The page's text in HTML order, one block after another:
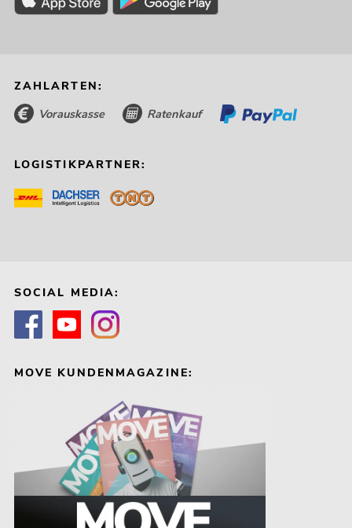
ZAHLARTEN:
Vorauskasse Ratenkauf
LOGISTIKPARTNER:
SOCIAL MEDIA:
MOVE KUNDENMAGAZINE: